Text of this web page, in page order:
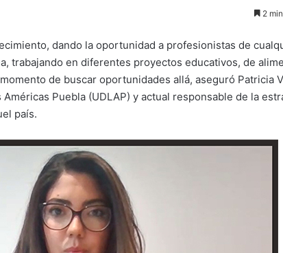
2
dando la oportunidad a profesionistas de
trabajando en diferentes proyectos educativos, de
de buscar oportunidades allá, aseguró Patricia
Puebla (UDLAP) y actual responsable de la
país.